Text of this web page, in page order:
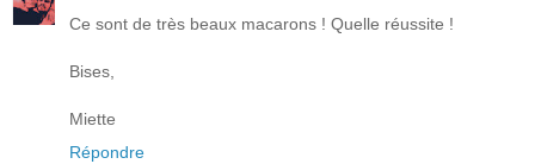
Ce sont de très beaux macarons ! Quelle réussite !
Bises,
Miette
Répondre